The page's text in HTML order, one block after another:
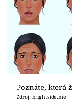
Sex a vztahy
Videa
Sledujte
Přihlášení
Poznáte, která
Zdroj: brightside.me